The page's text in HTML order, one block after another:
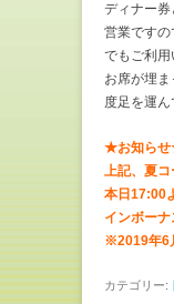
ディナー券
営業です
でもご利用
お席が埋
度足を運ん
★お知ら
上記、夏コ
本日17:00
インボーナ
※2019年6
カテゴリー: